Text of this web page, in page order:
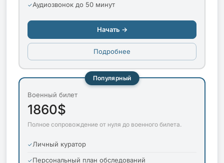
Аудиозвонок до 50 минут
Начать →
Подробнее
Популярный
Военный билет
1860$
Полное сопровождение от нуля до военного билета.
Личный куратор
Персональный план обследований